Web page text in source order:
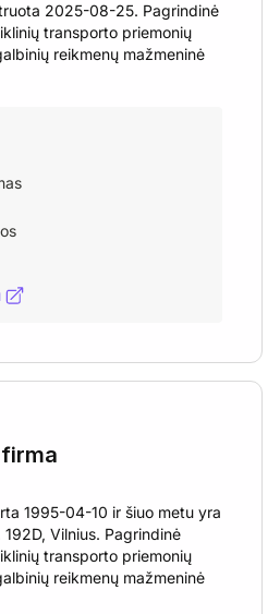
2025-08-25. Pagrindinė
transporto priemonių
reikmenų mažmeninė
1995-04-10 ir šiuo metu yra
Vilnius. Pagrindinė
transporto priemonių
reikmenų mažmeninė